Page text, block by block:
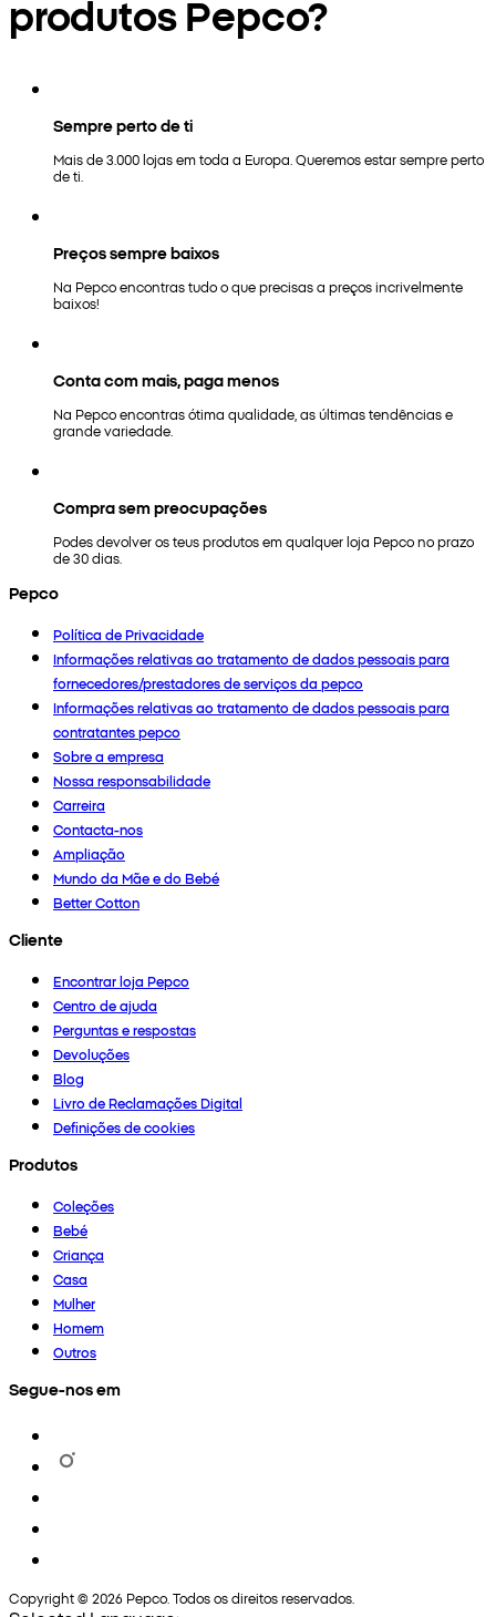
produtos Pepco?
Sempre perto de ti
Mais de 3.000 lojas em toda a Europa. Queremos estar sempre perto
de ti.
Preços sempre baixos
Na Pepco encontras tudo o que precisas a preços incrivelmente
baixos!
Conta com mais, paga menos
Na Pepco encontras ótima qualidade, as últimas tendências e
grande variedade.
Compra sem preocupações
Podes devolver os teus produtos em qualquer loja Pepco no prazo
de 30 dias.
Pepco
Política de Privacidade
Informações relativas ao tratamento de dados pessoais para
fornecedores/prestadores de serviços da pepco
Informações relativas ao tratamento de dados pessoais para
contratantes pepco
Sobre a empresa
Nossa responsabilidade
Carreira
Contacta-nos
Ampliação
Mundo da Mãe e do Bebé
Better Cotton
Cliente
Encontrar loja Pepco
Centro de ajuda
Perguntas e respostas
Devoluções
Blog
Livro de Reclamações Digital
Definições de cookies
Produtos
Coleções
Bebé
Criança
Casa
Mulher
Homem
Outros
Segue-nos em
Copyright © 2026 Pepco. Todos os direitos reservados.